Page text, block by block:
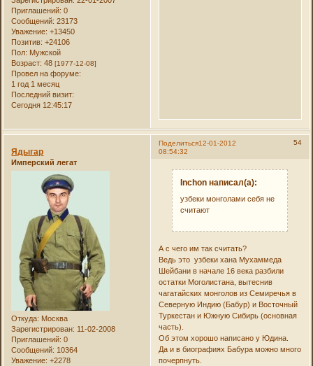
Приглашений: 0
Сообщений: 23173
Уважение: +13450
Позитив: +24106
Пол: Мужской
Возраст: 48[1977-12-08]
Провел на форуме:
1 год 1 месяц
Последний визит:
Сегодня 12:45:17
Поделиться 54
12-01-2012
08:54:32
Ядыгар
Имперский легат
Откуда: Москва
Зарегистрирован: 11-02-2008
Приглашений: 0
Сообщений: 10364
Уважение: +2278
Inchon написал(а):
узбеки монголами себя не
считают
А с чего им так считать?
Ведь это узбеки хана Мухаммеда
Шейбани в начале 16 века разбили
остатки Моголистана, вытеснив
чагатайских монголов из Семиречья в
Северную Индию (Бабур) и Восточный
Туркестан и Южную Сибирь (основная
часть).
Об этом хорошо написано у Юдина.
Да и в биографиях Бабура можно много
почерпнуть.